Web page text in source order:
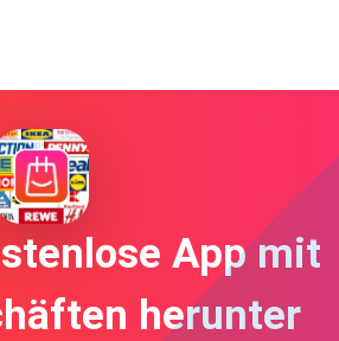
App mit
herunter